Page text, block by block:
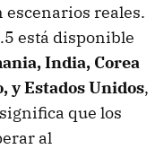
escenarios reales.
está disponible
India, Corea
y Estados Unidos,
que los
al